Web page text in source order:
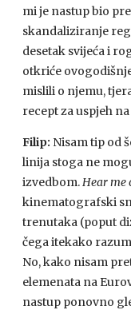
mi je nastup bio
skandaliziranje
desetak svijeća i
otkriće
mislili o njemu,
recept za uspjeh
Filip: Nisam tip od
linija stoga ne
izvedbom.Hear me
kinematografski
trenutaka (poput
čega itekako
No, kako nisam
elemenata na
nastup ponovno